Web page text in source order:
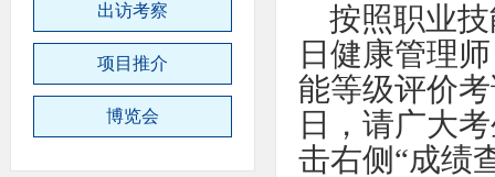
出访考察
项目推介
博览会
按照职业技
日健康管理
能等级评价
日，请广大
击右侧“成绩